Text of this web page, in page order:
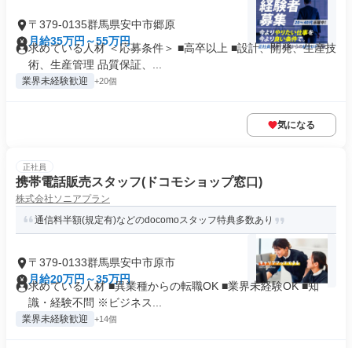
〒379-0135群馬県安中市郷原
月給35万円～55万円
求めている人材 ＜応募条件＞ ■高卒以上 ■設計、開発、生産技
術、生産管理 品質保証、...
業界未経験歓迎 +20個
気になる
正社員
携帯電話販売スタッフ(ドコモショップ窓口)
株式会社ソニアプラン
通信料半額(規定有)などのdocomoスタッフ特典多数あり
〒379-0133群馬県安中市原市
月給20万円～35万円
求めている人材 ■異業種からの転職OK ■業界未経験OK ■知
識・経験不問 ※ビジネス...
業界未経験歓迎 +14個